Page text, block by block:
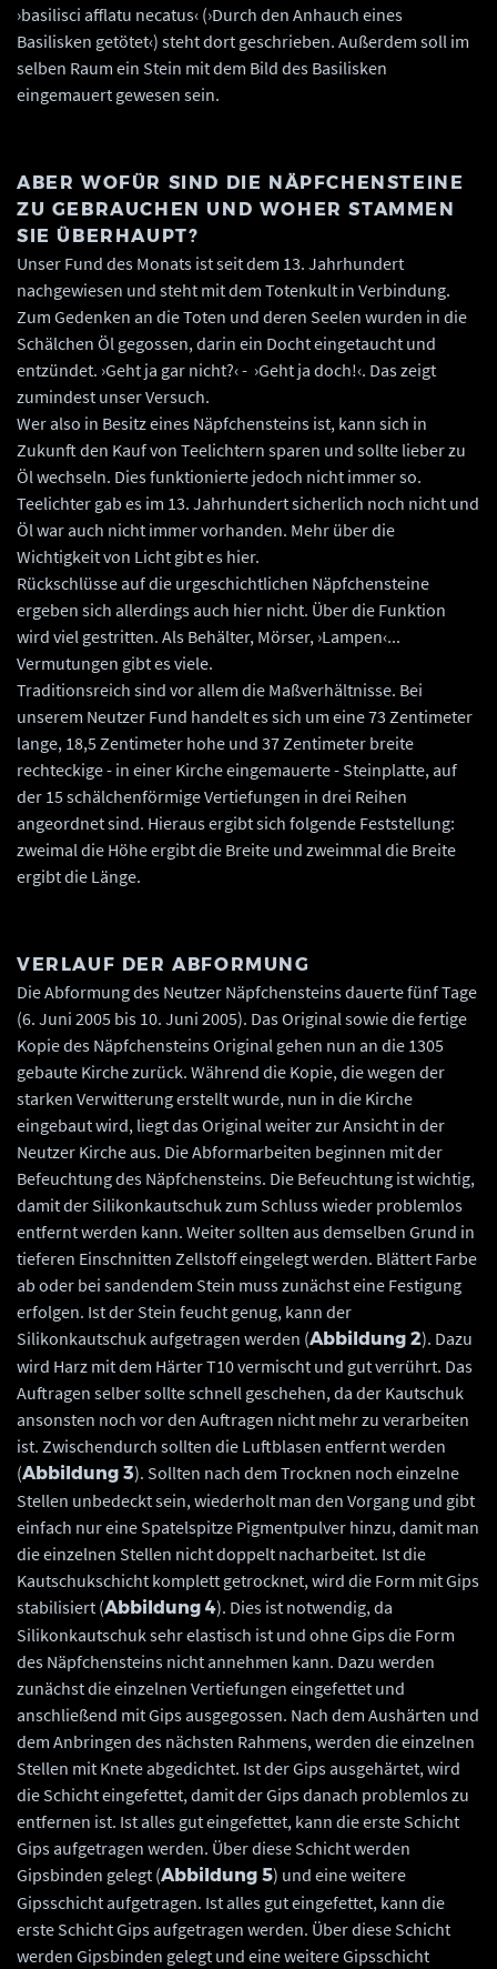
›basilisci afflatu necatus‹ (›Durch den Anhauch eines
Basilisken getötet‹) steht dort geschrieben. Außerdem soll im
selben Raum ein Stein mit dem Bild des Basilisken
eingemauert gewesen sein.
ABER WOFÜR SIND DIE NÄPFCHENSTEINE
ZU GEBRAUCHEN UND WOHER STAMMEN
SIE ÜBERHAUPT?
Unser Fund des Monats ist seit dem 13. Jahrhundert
nachgewiesen und steht mit dem Totenkult in Verbindung.
Zum Gedenken an die Toten und deren Seelen wurden in die
Schälchen Öl gegossen, darin ein Docht eingetaucht und
entzündet. ›Geht ja gar nicht?‹ - ›Geht ja doch!‹. Das zeigt
zumindest unser Versuch.
Wer also in Besitz eines Näpfchensteins ist, kann sich in
Zukunft den Kauf von Teelichtern sparen und sollte lieber zu
Öl wechseln. Dies funktionierte jedoch nicht immer so.
Teelichter gab es im 13. Jahrhundert sicherlich noch nicht und
Öl war auch nicht immer vorhanden. Mehr über die
Wichtigkeit von Licht gibt es hier.
Rückschlüsse auf die urgeschichtlichen Näpfchensteine
ergeben sich allerdings auch hier nicht. Über die Funktion
wird viel gestritten. Als Behälter, Mörser, ›Lampen‹...
Vermutungen gibt es viele.
Traditionsreich sind vor allem die Maßverhältnisse. Bei
unserem Neutzer Fund handelt es sich um eine 73 Zentimeter
lange, 18,5 Zentimeter hohe und 37 Zentimeter breite
rechteckige - in einer Kirche eingemauerte - Steinplatte, auf
der 15 schälchenförmige Vertiefungen in drei Reihen
angeordnet sind. Hieraus ergibt sich folgende Feststellung:
zweimal die Höhe ergibt die Breite und zweimmal die Breite
ergibt die Länge.
VERLAUF DER ABFORMUNG
Die Abformung des Neutzer Näpfchensteins dauerte fünf Tage
(6. Juni 2005 bis 10. Juni 2005). Das Original sowie die fertige
Kopie des Näpfchensteins Original gehen nun an die 1305
gebaute Kirche zurück. Während die Kopie, die wegen der
starken Verwitterung erstellt wurde, nun in die Kirche
eingebaut wird, liegt das Original weiter zur Ansicht in der
Neutzer Kirche aus. Die Abformarbeiten beginnen mit der
Befeuchtung des Näpfchensteins. Die Befeuchtung ist wichtig,
damit der Silikonkautschuk zum Schluss wieder problemlos
entfernt werden kann. Weiter sollten aus demselben Grund in
tieferen Einschnitten Zellstoff eingelegt werden. Blättert Farbe
ab oder bei sandendem Stein muss zunächst eine Festigung
erfolgen. Ist der Stein feucht genug, kann der
Silikonkautschuk aufgetragen werden (Abbildung 2). Dazu
wird Harz mit dem Härter T10 vermischt und gut verrührt. Das
Auftragen selber sollte schnell geschehen, da der Kautschuk
ansonsten noch vor den Auftragen nicht mehr zu verarbeiten
ist. Zwischendurch sollten die Luftblasen entfernt werden
(Abbildung 3). Sollten nach dem Trocknen noch einzelne
Stellen unbedeckt sein, wiederholt man den Vorgang und gibt
einfach nur eine Spatelspitze Pigmentpulver hinzu, damit man
die einzelnen Stellen nicht doppelt nacharbeitet. Ist die
Kautschukschicht komplett getrocknet, wird die Form mit Gips
stabilisiert (Abbildung 4). Dies ist notwendig, da
Silikonkautschuk sehr elastisch ist und ohne Gips die Form
des Näpfchensteins nicht annehmen kann. Dazu werden
zunächst die einzelnen Vertiefungen eingefettet und
anschließend mit Gips ausgegossen. Nach dem Aushärten und
dem Anbringen des nächsten Rahmens, werden die einzelnen
Stellen mit Knete abgedichtet. Ist der Gips ausgehärtet, wird
die Schicht eingefettet, damit der Gips danach problemlos zu
entfernen ist. Ist alles gut eingefettet, kann die erste Schicht
Gips aufgetragen werden. Über diese Schicht werden
Gipsbinden gelegt (Abbildung 5) und eine weitere
Gipsschicht aufgetragen. Ist alles gut eingefettet, kann die
erste Schicht Gips aufgetragen werden. Über diese Schicht
werden Gipsbinden gelegt und eine weitere Gipsschicht